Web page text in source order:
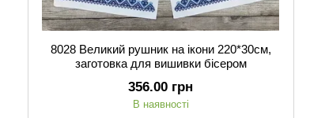
8028 Великий рушник на ікони 220*30см,
заготовка для вишивки бісером
356.00 грн
В наявності